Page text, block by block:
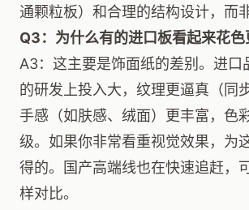
通颗粒板）和合理的结构设计，而
Q3：为什么有的进口板看起来花色
A3：这主要是饰面纸的差别。进口
的研发上投入大，纹理更逼真（同
手感（如肤感、绒面）更丰富，色
级。如果你非常看重视觉效果，为
得的。国产高端线也在快速追赶，
样对比。